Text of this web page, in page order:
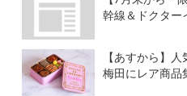
幹線＆ドクター
【あすから】
梅田にレア商品